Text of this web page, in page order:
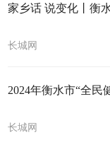
家乡话 说变化丨衡
长城网
2024年衡水市“全民
长城网